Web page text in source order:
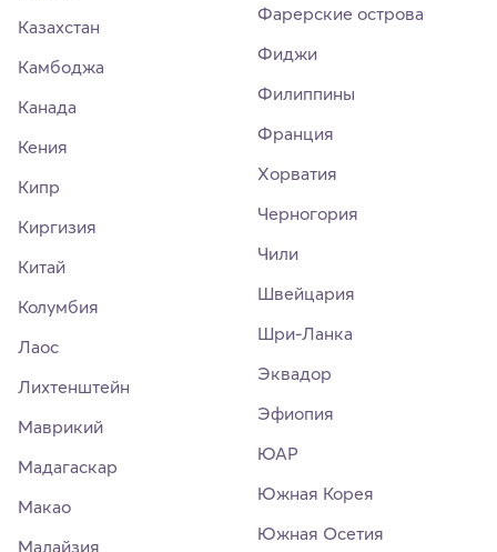
Казахстан
Камбоджа
Канада
Кения
Кипр
Киргизия
Китай
Колумбия
Лаос
Лихтенштейн
Маврикий
Мадагаскар
Макао
Малайзия
Фарерские острова
Фиджи
Филиппины
Франция
Хорватия
Черногория
Чили
Швейцария
Шри-Ланка
Эквадор
Эфиопия
ЮАР
Южная Корея
Южная Осетия